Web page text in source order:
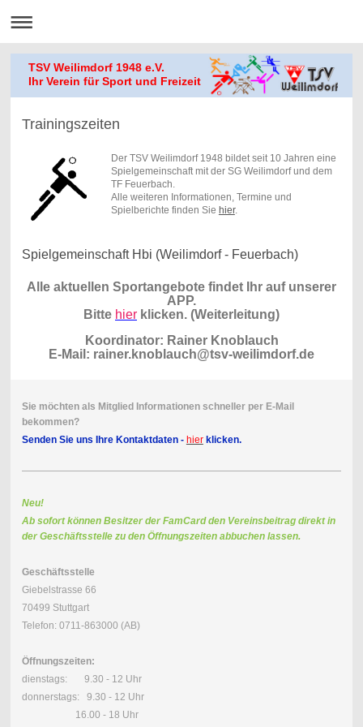
TSV Weilimdorf 1948 e.V.
Ihr Verein für Sport und Freizeit
Trainingszeiten
Der TSV Weilimdorf 1948 bildet seit 10 Jahren eine
Spielgemeinschaft mit der SG Weilimdorf und dem
TF Feuerbach.
Alle weiteren Informationen, Termine und
Spielberichte finden Sie hier.
Spielgemeinschaft Hbi (Weilimdorf - Feuerbach)
Alle aktuellen Sportangebote findet Ihr auf unserer
APP.
Bitte hier klicken. (Weiterleitung)
Koordinator: Rainer Knoblauch
E-Mail: rainer.knoblauch@tsv-weilimdorf.de
Sie möchten als Mitglied Informationen schneller per E-Mail
bekommen?
Senden Sie uns Ihre Kontaktdaten - hierklicken.
Neu!
Ab sofort können Besitzer der FamCard den Vereinsbeitrag direkt in
der Geschäftsstelle zu den Öffnungszeiten abbuchen lassen.
Geschäftsstelle
Giebelstrasse 66
70499 Stuttgart
Telefon: 0711-863000 (AB)
Öffnungszeiten:
dienstags: 9.30 - 12 Uhr
donnerstags: 9.30 - 12 Uhr
16.00 - 18 Uhr